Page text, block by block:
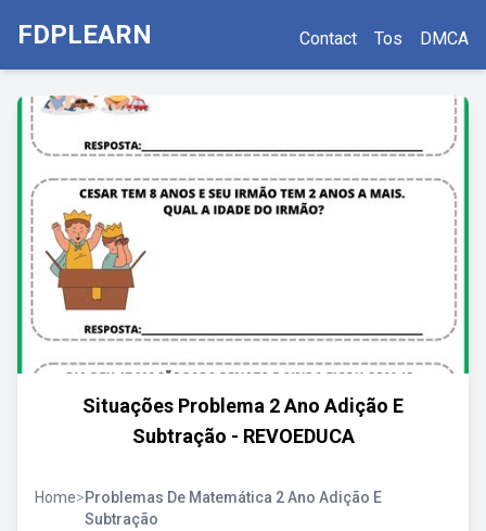
FDPLEARN Contact Tos DMCA
Situações Problema 2 Ano Adição E
Subtração - REVOEDUCA
Home>Problemas De Matemática 2 Ano Adição E
Subtração